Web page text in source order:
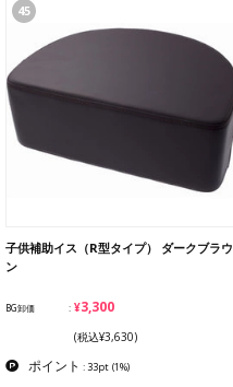
45
子供補助イス（R型タイプ） ダークブラウ
ン
BG卸価 ¥3,300
(税込¥3,630)
ポイント : 33pt (1%)